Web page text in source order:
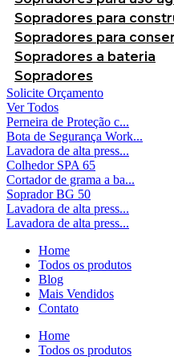
Sopradores para
Sopradores para
Sopradores a bateria
Sopradores
Solicite Orçamento
Ver Todos
Perneira de Proteção c...
Bota de Segurança Work...
Lavadora de alta press...
Colhedor SPA 65
Cortador de grama a ba...
Soprador BG 50
Lavadora de alta press...
Lavadora de alta press...
Home
Todos os produtos
Blog
Mais Vendidos
Contato
Home
Todos os produtos